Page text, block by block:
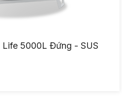
Life 5000L Đứng - SUS